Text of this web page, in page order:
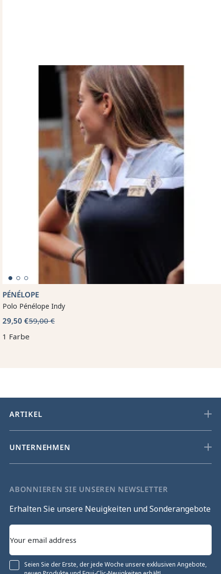
PÉNÉLOPE
Polo Pénélope Indy
29,50 €59,00 €
1 Farbe
ARTIKEL
UNTERNEHMEN
ABONNIEREN SIE UNSEREN NEWSLETTER
Erhalten Sie unsere Neuigkeiten und Sonderangebote
Seien Sie der Erste, der jede Woche unsere exklusiven Angebote,